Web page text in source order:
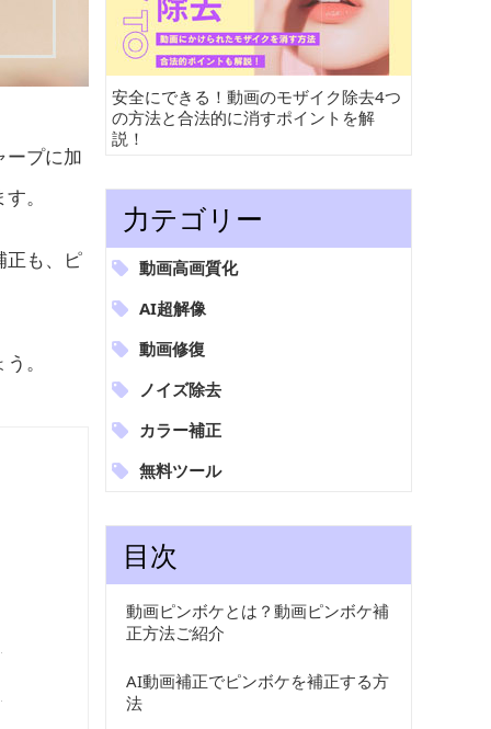
ープに加
。
正も、ピ
。
安全にできる！動画のモザイク除去4つ
の方法と合法的に消すポイントを解
説！
力テゴリー
動画高画質化
AI超解像
動画修復
ノイズ除去
カラー補正
無料ツール
目次
動画ピンボケとは？動画ピンボケ補
正方法ご紹介
AI動画補正でピンボケを補正する方
法